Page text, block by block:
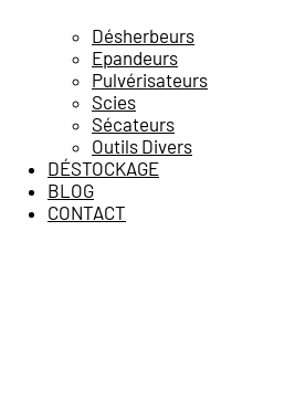
Désherbeurs
Epandeurs
Pulvérisateurs
Scies
Sécateurs
Outils Divers
DÉSTOCKAGE
BLOG
CONTACT